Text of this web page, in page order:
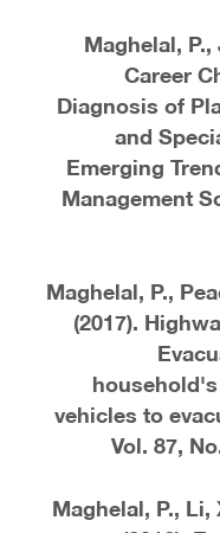
· 15. Maghelal,
Career
Diagnosis of
and
Emerging
Management
· 14. Maghelal, P.,
(2017).
vehicles to
Vol. 87,
· 13. Maghelal, P.,